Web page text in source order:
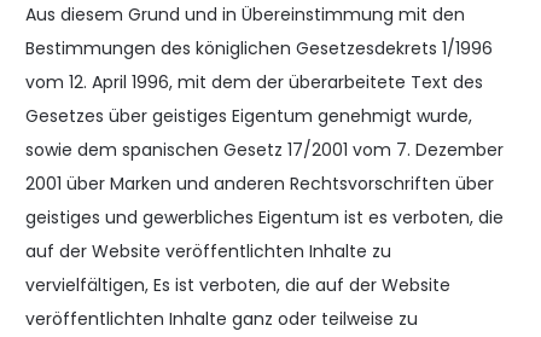
Aus diesem Grund und in Übereinstimmung mit den
Bestimmungen des königlichen Gesetzesdekrets 1/1996
vom 12. April 1996, mit dem der überarbeitete Text des
Gesetzes über geistiges Eigentum genehmigt wurde,
sowie dem spanischen Gesetz 17/2001 vom 7. Dezember
2001 über Marken und anderen Rechtsvorschriften über
geistiges und gewerbliches Eigentum ist es verboten, die
auf der Website veröffentlichten Inhalte zu
vervielfältigen, Es ist verboten, die auf der Website
veröffentlichten Inhalte ganz oder teilweise zu